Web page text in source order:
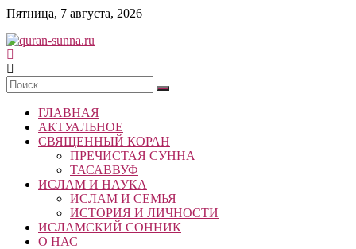
Skip
content
Пятница, 7 августа, 2026
quran-
sunna.ru
«Центр
исследований
Корана
Республики
Татарстан
ГЛАВНАЯ
АКТУАЛЬНОЕ
СВЯЩЕННЫЙ КОРАН
ПРЕЧИСТАЯ СУННА
ТАСАВВУФ
ИСЛАМ И НАУКА
ИСЛАМ И СЕМЬЯ
ИСТОРИЯ И ЛИЧНОСТИ
ИСЛАМСКИЙ СОННИК
О НАС